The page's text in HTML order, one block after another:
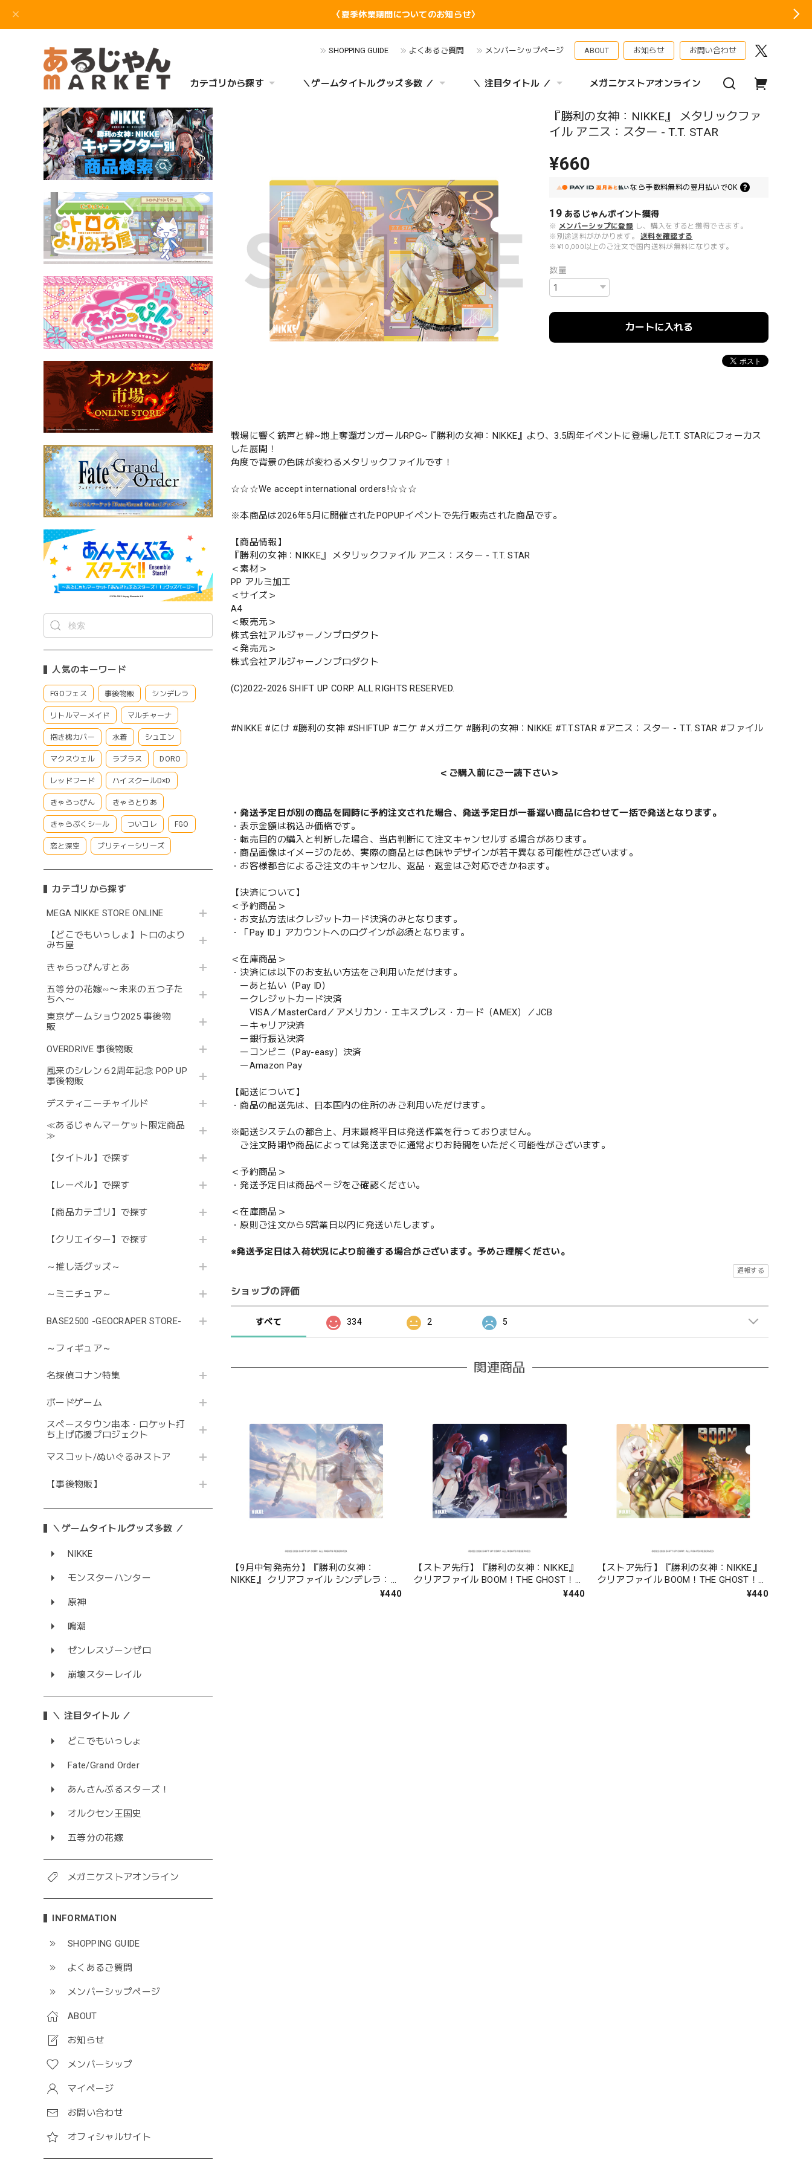
〈夏季休業期間についてのお知らせ〉
SHOPPING GUIDE よくあるご質問 メンバーシップページ ABOUT お知らせ お問い合わせ
カテゴリから探す ＼ゲームタイトルグッズ多数 ／ ＼ 注目タイトル ／ メガニケストアオンライン
人気のキーワード
FGOフェス 事後物販 シンデレラ
リトルマーメイド マルチャーナ
抱き枕カバー 水着 シュエン
マクスウェル ラプラス DORO
レッドフード ハイスクールD×D
きゃらっぴん きゃらとりあ
きゃらぷくシール ついコレ FGO
恋と深空 プリティーシリーズ
カテゴリから探す
MEGA NIKKE STORE ONLINE
【どこでもいっしょ】トロのより
みち屋
きゃらっぴんすとあ
五等分の花嫁∽〜未来の五つ子た
ちへ〜
東京ゲームショウ2025 事後物
販
OVERDRIVE 事後物販
風来のシレン６2周年記念 POP UP
事後物販
デスティニーチャイルド
≪あるじゃんマーケット限定商品
≫
【タイトル】で探す
【レーベル】で探す
【商品カテゴリ】で探す
【クリエイター】で探す
～推し活グッズ～
～ミニチュア～
BASE2500 -GEOCRAPER STORE-
～フィギュア～
名探偵コナン特集
ボードゲーム
スペースタウン串本・ロケット打
ち上げ応援プロジェクト
マスコット/ぬいぐるみストア
【事後物販】
＼ゲームタイトルグッズ多数 ／
NIKKE
モンスターハンター
原神
鳴潮
ゼンレスゾーンゼロ
崩壊スターレイル
＼ 注目タイトル ／
どこでもいっしょ
Fate/Grand Order
あんさんぶるスターズ！
オルクセン王国史
五等分の花嫁
メガニケストアオンライン
INFORMATION
SHOPPING GUIDE
よくあるご質問
メンバーシップページ
ABOUT
お知らせ
メンバーシップ
マイページ
お問い合わせ
オフィシャルサイト
『勝利の女神：NIKKE』 メタリックファ
イル アニス：スター - T.T. STAR
¥660
なら手数料無料の 翌月払いでOK
19 あるじゃんポイント獲得
※ メンバーシップに登録 し、購入をすると獲得できます。
※別途送料がかかります。
送料を確認する
※¥10,000以上のご注文で国内送料が無料になります。
数量
カートに入れる
戦場に響く銃声と絆~地上奪還ガンガールRPG~『勝利の女神：NIKKE』より、3.5周年イベントに登場したT.T. STARにフォーカス
した展開！
角度で背景の色味が変わるメタリックファイルです！
☆☆☆We accept international orders!☆☆☆
※本商品は2026年5月に開催されたPOPUPイベントで先行販売された商品です。
【商品情報】
『勝利の女神：NIKKE』 メタリックファイル アニス：スター - T.T. STAR
＜素材＞
PP アルミ加工
＜サイズ＞
A4
＜販売元＞
株式会社アルジャーノンプロダクト
＜発売元＞
株式会社アルジャーノンプロダクト
(C)2022-2026 SHIFT UP CORP. ALL RIGHTS RESERVED.
#NIKKE #にけ #勝利の女神 #SHIFTUP #ニケ #メガニケ #勝利の女神：NIKKE #T.T.STAR #アニス：スター - T.T. STAR #ファイル
＜ご購入前にご一読下さい＞
・発送予定日が別の商品を同時に予約注文された場合、発送予定日が一番遅い商品に合わせて一括で発送となります。
・表示金額は税込み価格です。
・転売目的の購入と判断した場合、当店判断にて注文キャンセルする場合があります。
・商品画像はイメージのため、実際の商品とは色味やデザインが若干異なる可能性がございます。
・お客様都合によるご注文のキャンセル、返品・返金はご対応できかねます。
【決済について】
＜予約商品＞
・お支払方法はクレジットカード決済のみとなります。
・「Pay ID」アカウントへのログインが必須となります。
＜在庫商品＞
・決済には以下のお支払い方法をご利用いただけます。
ーあと払い（Pay ID）
ークレジットカード決済
VISA／MasterCard／アメリカン・エキスプレス・カード（AMEX）／JCB
ーキャリア決済
ー銀行振込決済
ーコンビニ（Pay-easy）決済
ーAmazon Pay
【配送について】
・商品の配送先は、日本国内の住所のみご利用いただけます。
※配送システムの都合上、月末最終平日は発送作業を行っておりません。
ご注文時期や商品によっては発送までに通常よりお時間をいただく可能性がございます。
＜予約商品＞
・発送予定日は商品ページをご確認ください。
＜在庫商品＞
・原則ご注文から5営業日以内に発送いたします。
※発送予定日は入荷状況により前後する場合がございます。予めご理解ください。
通報する
ショップの評価
すべて 334 2 5
関連商品
【9月中旬発売分】『勝利の女神：
NIKKE』 クリアファイル シンデレラ：ク
¥440
【ストア先行】『勝利の女神：NIKKE』
クリアファイル BOOM！THE GHOST！ド
¥440
【ストア先行】『勝利の女神：NIKKE』
クリアファイル BOOM！THE GHOST！エ
¥440